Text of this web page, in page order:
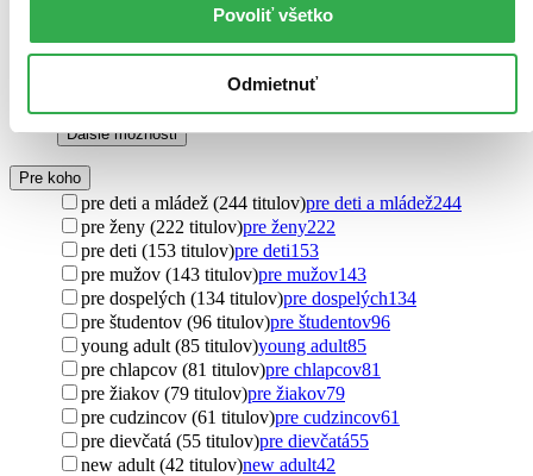
Povoliť všetko
Odmietnuť
vášeň (45 titulov)vášeň45
krása (42 titulov)krása42
konverzácia (41 titulov)konverzácia
omaľovánka (41 titulov)omaľovánka41
Ďalšie možnosti
Pre koho
pre deti a mládež (244 titulov)pre deti a mládež244
pre ženy (222 titulov)pre ženy222
pre deti (153 titulov)pre deti153
pre mužov (143 titulov)pre mužov143
pre dospelých (134 titulov)pre dospelých134
pre študentov (96 titulov)pre študentov96
young adult (85 titulov)young adult85
pre chlapcov (81 titulov)pre chlapcov81
pre žiakov (79 titulov)pre žiakov79
pre cudzincov (61 titulov)pre cudzincov61
pre dievčatá (55 titulov)pre dievčatá55
new adult (42 titulov)new adult42